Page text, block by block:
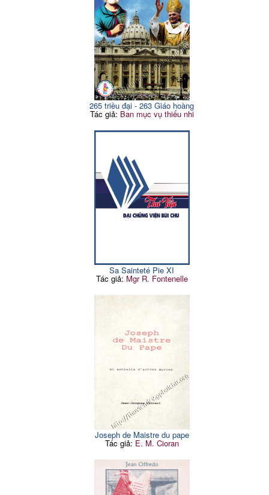
265 triều đại - 263 Giáo hoàng
Tác giả: Ban mục vụ thiếu nhi
Sa Sainteté Pie XI
Tác giả: Mgr R. Fontenelle
Joseph de Maistre du pape
Tác giả: E. M. Cioran